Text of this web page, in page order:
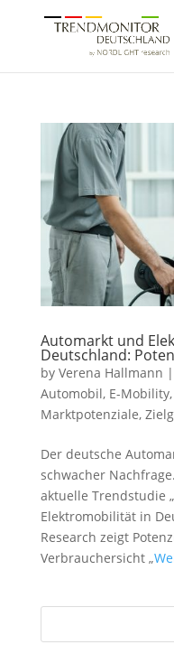
Automarkt und
Deutschland:
by Verena Hallmann |
Automobil, E-Mobility,
Marktpotenziale,
Der deutsche
schwacher
aktuelle Trendstudie
Elektromobilität in
Research zeigt
Verbrauchersicht „